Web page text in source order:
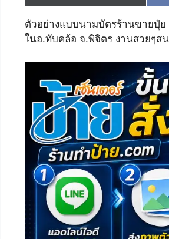
ตัวอย่างแบบนามบัตรร้านขายปุ๋ย
ในอ.ทับคล้อ จ.พิจิตร งานสวยๆส